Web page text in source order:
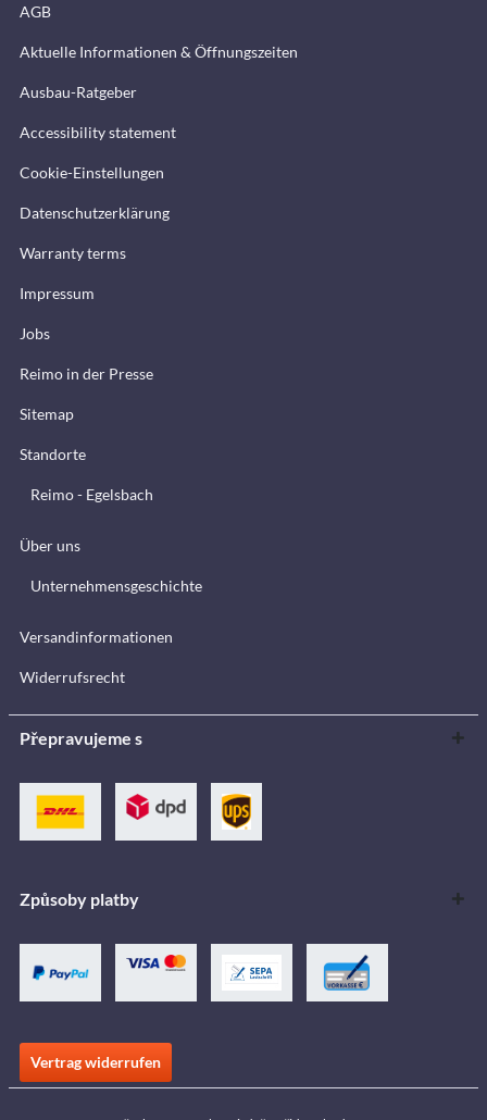
AGB
Aktuelle Informationen & Öffnungszeiten
Ausbau-Ratgeber
Accessibility statement
Cookie-Einstellungen
Datenschutzerklärung
Warranty terms
Impressum
Jobs
Reimo in der Presse
Sitemap
Standorte
Reimo - Egelsbach
Über uns
Unternehmensgeschichte
Versandinformationen
Widerrufsrecht
Přepravujeme s
Způsoby platby
Vertrag widerrufen